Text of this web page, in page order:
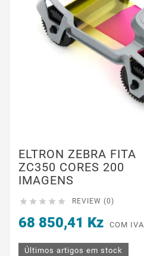
ELTRON ZEBRA FITA
ZC350 CORES 200
IMAGENS
     REVIEW (0)
68 850,41 Kz COM IVA
Últimos artigos em stock